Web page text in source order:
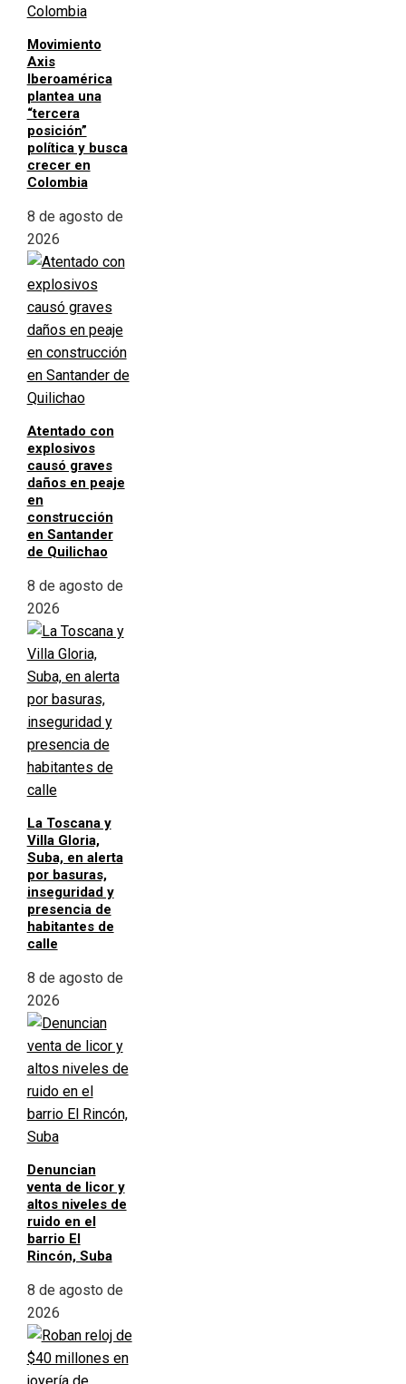
Movimiento
Axis
Iberoamérica
plantea una
“tercera
posición”
política y busca
crecer en
Colombia
8 de agosto de
2026
Atentado con
explosivos
causó graves
daños en peaje
en
construcción
en Santander
de Quilichao
8 de agosto de
2026
La Toscana y
Villa Gloria,
Suba, en alerta
por basuras,
inseguridad y
presencia de
habitantes de
calle
8 de agosto de
2026
Denuncian
venta de licor y
altos niveles de
ruido en el
barrio El
Rincón, Suba
8 de agosto de
2026